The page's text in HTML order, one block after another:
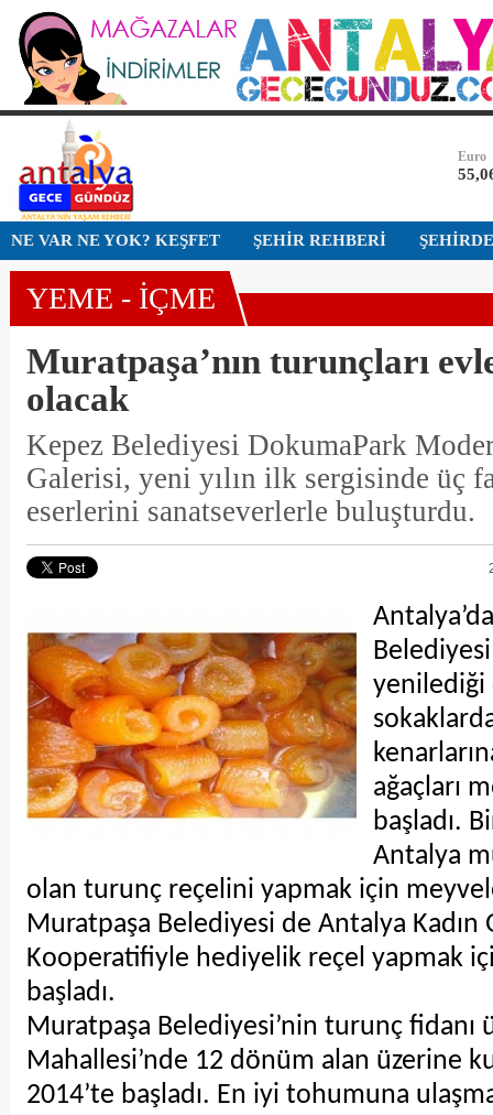
Bist-
Dolar
Euro
Altın
Dolar
NE VAR NE YOK? KEŞFET ŞEHİR REHBERİ
YEME - İÇME
Muratpaşa’nın turunçları
olacak
Kepez Belediyesi DokumaPark
Galerisi, yeni yılın ilk sergisinde üç
eserlerini sanatseverlerle buluşturdu.
yenilediği
ağaçları
başladı.
Antalya
olan turunç reçelini yapmak için
Muratpaşa Belediyesi de Antalya Kadın
Kooperatifiyle hediyelik reçel yapmak
başladı.
Muratpaşa Belediyesi’nin turunç fidanı
Mahallesi’nde 12 dönüm alan üzerine
2014’te başladı. En iyi tohumuna